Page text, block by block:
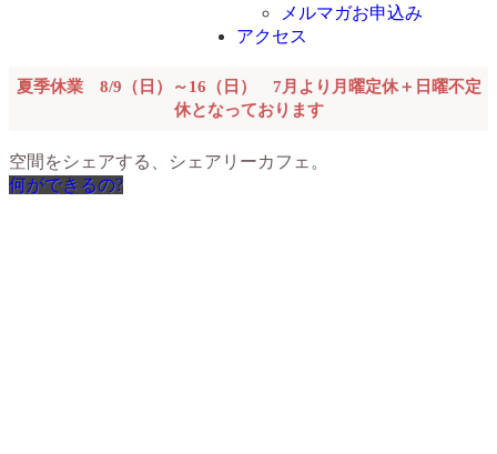
メルマガお申込み
アクセス
夏季休業 8/9（日）～16（日） 7月より月曜定休＋日曜不定
休となっております
空間をシェアする、
シェアリーカフェ。
何ができるの?